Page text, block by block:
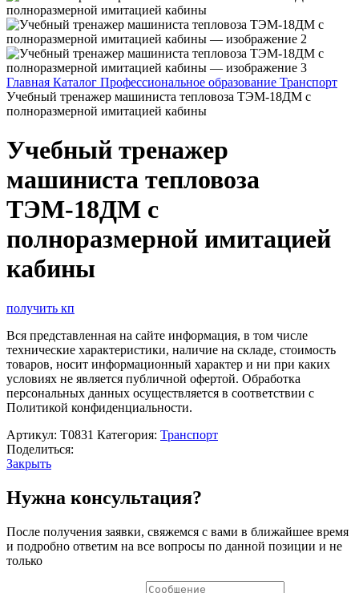
Главная Каталог Профессиональное образование Транспорт
Учебный тренажер машиниста тепловоза ТЭМ-18ДМ с
полноразмерной имитацией кабины
Учебный тренажер
машиниста тепловоза
ТЭМ-18ДМ с
полноразмерной имитацией
кабины
получить кп
Вся представленная на сайте информация, в том числе
технические характеристики, наличие на складе, стоимость
товаров, носит информационный характер и ни при каких
условиях не является публичной офертой. Обработка
персональных данных осуществляется в соответствии с
Политикой конфиденциальности.
Артикул: Т0831 Категория: Транспорт
Поделиться:
Закрыть
Нужна консультация?
После получения заявки, свяжемся с вами в ближайшее время
и подробно ответим на все вопросы по данной позиции и не
только